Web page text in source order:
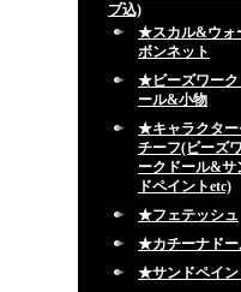
ブ込)
★スカル&ウォ
ボンネット
★ビーズワーク
ール&小物
★キャラクター
チーフ(ビーズワ
ークドール&サ
ドペイントetc)
★フェテッシュ
★カチーナドー
★サンドペイン